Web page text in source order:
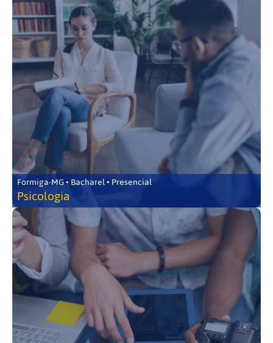
Formiga-MG • Bacharel • Presencial
Psicologia